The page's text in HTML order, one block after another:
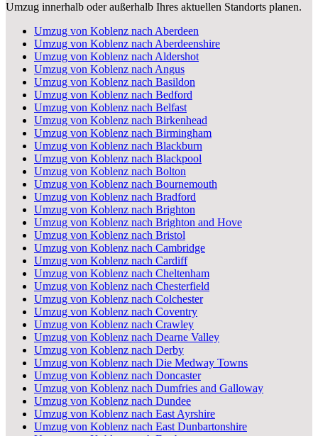
Umzug innerhalb oder außerhalb Ihres aktuellen Standorts planen.
Umzug von Koblenz nach Aberdeen
Umzug von Koblenz nach Aberdeenshire
Umzug von Koblenz nach Aldershot
Umzug von Koblenz nach Angus
Umzug von Koblenz nach Basildon
Umzug von Koblenz nach Bedford
Umzug von Koblenz nach Belfast
Umzug von Koblenz nach Birkenhead
Umzug von Koblenz nach Birmingham
Umzug von Koblenz nach Blackburn
Umzug von Koblenz nach Blackpool
Umzug von Koblenz nach Bolton
Umzug von Koblenz nach Bournemouth
Umzug von Koblenz nach Bradford
Umzug von Koblenz nach Brighton
Umzug von Koblenz nach Brighton and Hove
Umzug von Koblenz nach Bristol
Umzug von Koblenz nach Cambridge
Umzug von Koblenz nach Cardiff
Umzug von Koblenz nach Cheltenham
Umzug von Koblenz nach Chesterfield
Umzug von Koblenz nach Colchester
Umzug von Koblenz nach Coventry
Umzug von Koblenz nach Crawley
Umzug von Koblenz nach Dearne Valley
Umzug von Koblenz nach Derby
Umzug von Koblenz nach Die Medway Towns
Umzug von Koblenz nach Doncaster
Umzug von Koblenz nach Dumfries and Galloway
Umzug von Koblenz nach Dundee
Umzug von Koblenz nach East Ayrshire
Umzug von Koblenz nach East Dunbartonshire